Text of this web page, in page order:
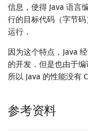
信息，使得 Java 语言
行的目标代码（字节
运行．
因为这个特点，Java
的开发．但是也由于编
所以 Java 的性能没有
参考资料